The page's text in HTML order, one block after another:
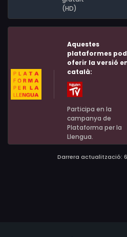
(HD)
Aquestes
plataformes
oferir la versió
català:
Participa en la
campanya de
Plataforma per la
Llengua.
Darrera actualització: